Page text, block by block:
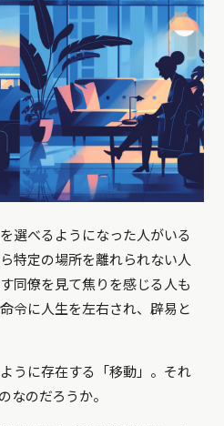
選べるようになった人がいる
特定の場所を離れられない人
同僚を見て焦りを感じる人も
令に人生を左右され、辟易と
うに存在する「移動」。それ
なのだろうか。